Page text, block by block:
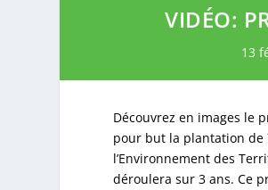
VIDÉO:
13
Découvrez en images le
pour but la plantation de
l’Environnement des
déroulera sur 3 ans. Ce